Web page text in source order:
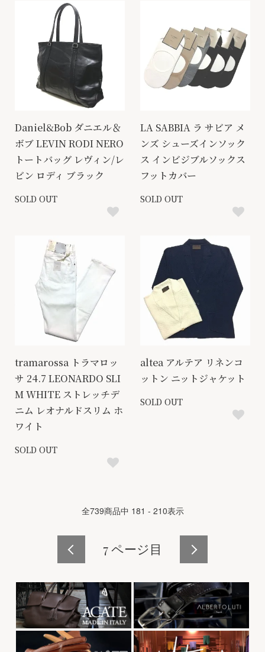
Daniel&Bob ダニエル＆
ボブ LEVIN RODI NERO
トートバッグ レヴィン/レ
ビン ロディ ブラック
SOLD OUT
LA SABBIA ラ サビア メ
ンズ シューズインソック
ス インビジブルソックス
フットカバー
SOLD OUT
tramarossa トラマロッ
サ 24.7 LEONARDO SLI
M WHITE ストレッチデ
ニム レオナルドスリム ホ
ワイト
SOLD OUT
altea アルテア リネンコ
ットン ニットジャケット
SOLD OUT
全739商品中 181 - 210表示
7ページ目